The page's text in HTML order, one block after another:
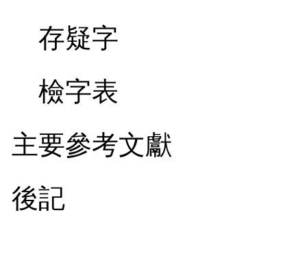
存疑字
檢字表
主要參考文獻
後記